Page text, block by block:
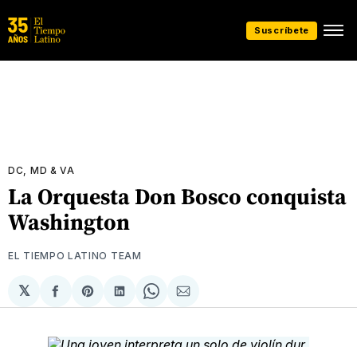
Suscríbete
DC, MD & VA
La Orquesta Don Bosco conquista
Washington
EL TIEMPO LATINO TEAM
𝕏
Compartir
en
Share
on
Compartir
en
Share
on
Compartir
via